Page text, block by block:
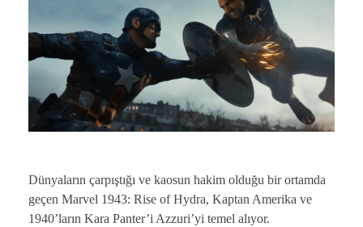
Dünyaların çarpıştığı ve kaosun hakim olduğu bir ortamda
geçen Marvel 1943: Rise of Hydra, Kaptan Amerika ve
1940’ların Kara Panter’i Azzuri’yi temel alıyor.